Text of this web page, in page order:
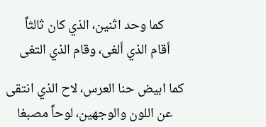
كما وحد اثنين، الذي كان ثالثاً
أقام الذي ألغى، وقام الذي التغى
كما ابيض حنا العرس، لاح الذي انتقى
عن اللون والوجهين، لوحاً مصبغا